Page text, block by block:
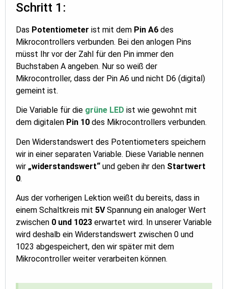
Schritt 1:
Das Potentiometer ist mit dem Pin A6 des
Mikrocontrollers verbunden. Bei den anlogen Pins
müsst Ihr vor der Zahl für den Pin immer den
Buchstaben A angeben. Nur so weiß der
Mikrocontroller, dass der Pin A6 und nicht D6 (digital)
gemeint ist.
Die Variable für die grüne LED ist wie gewohnt mit
dem digitalen Pin 10 des Mikrocontrollers verbunden.
Den Widerstandswert des Potentiometers speichern
wir in einer separaten Variable. Diese Variable nennen
wir „widerstandswert“ und geben ihr den Startwert
0.
Aus der vorherigen Lektion weißt du bereits, dass in
einem Schaltkreis mit 5VSpannung ein analoger Wert
zwischen 0 und 1023 erwartet wird. In unserer Variable
wird deshalb ein Widerstandswert zwischen 0 und
1023 abgespeichert, den wir später mit dem
Mikrocontroller weiter verarbeiten können.